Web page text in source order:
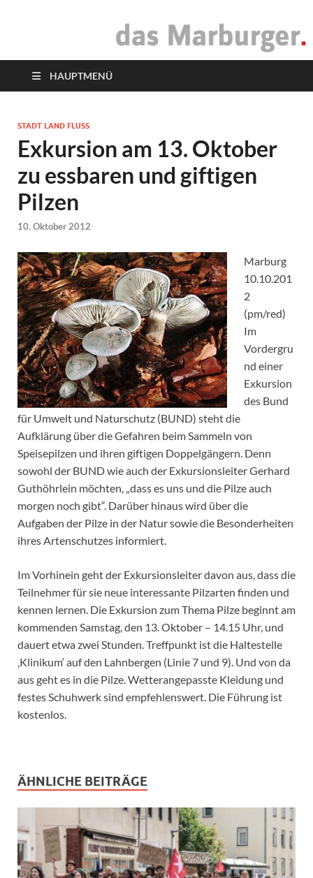
das Marburger.
HAUPTMENÜ
STADT LAND FLUSS
Exkursion am 13. Oktober
zu essbaren und giftigen
Pilzen
10. Oktober 2012
Marburg
10.10.201
2
(pm/red)
Im
Vordergru
nd einer
Exkursion
des Bund
für Umwelt und Naturschutz (BUND) steht die
Aufklärung über die Gefahren beim Sammeln von
Speisepilzen und ihren giftigen Doppelgängern. Denn
sowohl der BUND wie auch der Exkursionsleiter Gerhard
Guthöhrlein möchten, „dass es uns und die Pilze auch
morgen noch gibt“. Darüber hinaus wird über die
Aufgaben der Pilze in der Natur sowie die Besonderheiten
ihres Artenschutzes informiert.
Im Vorhinein geht der Exkursionsleiter davon aus, dass die
Teilnehmer für sie neue interessante Pilzarten finden und
kennen lernen. Die Exkursion zum Thema Pilze beginnt am
kommenden Samstag, den 13. Oktober – 14.15 Uhr, und
dauert etwa zwei Stunden. Treffpunkt ist die Haltestelle
‚Klinikum‘ auf den Lahnbergen (Linie 7 und 9). Und von da
aus geht es in die Pilze. Wetterangepasste Kleidung und
festes Schuhwerk sind empfehlenswert. Die Führung ist
kostenlos.
ÄHNLICHE BEITRÄGE